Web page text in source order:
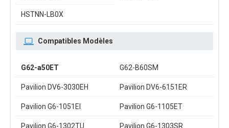
HSTNN-LB0X
Compatibles Modèles
G62-a50ET G62-B60SM
Pavilion DV6-3030EH Pavilion DV6-6151ER
Pavilion G6-1051EI Pavilion G6-1105ET
Pavilion G6-1302TU Pavilion G6-1303SR